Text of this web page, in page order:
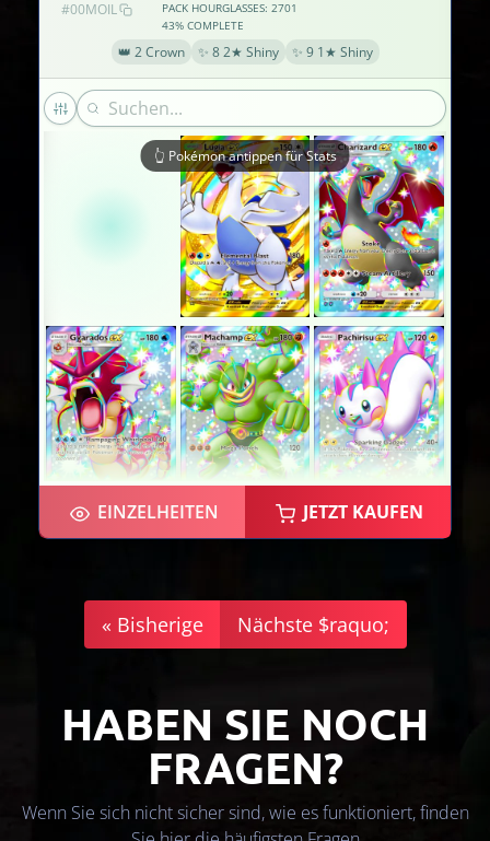
#00MOIL
PACK HOURGLASSES: 2701
43% COMPLETE
👑 2 Crown ✨ 8 2★ Shiny ✨ 9 1★ Shiny
👆 Pokémon antippen für Stats
EINZELHEITEN JETZT KAUFEN
« Bisherige Nächste $raquo;
HABEN SIE NOCH
FRAGEN?
Wenn Sie sich nicht sicher sind, wie es funktioniert, finden